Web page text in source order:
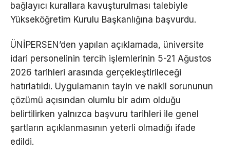
bağlayıcı kurallara kavuşturulması talebiyle
Yükseköğretim Kurulu Başkanlığına başvurdu.
ÜNİPERSEN’den yapılan açıklamada, üniversite
idari personelinin tercih işlemlerinin 5-21 Ağustos
2026 tarihleri arasında gerçekleştirileceği
hatırlatıldı. Uygulamanın tayin ve nakil sorununun
çözümü açısından olumlu bir adım olduğu
belirtilirken yalnızca başvuru tarihleri ile genel
şartların açıklanmasının yeterli olmadığı ifade
edildi.